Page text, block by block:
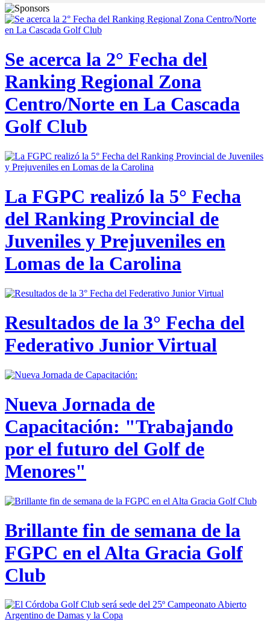
Se acerca la 2° Fecha del
Ranking Regional Zona
Centro/Norte en La Cascada
Golf Club
La FGPC realizó la 5° Fecha
del Ranking Provincial de
Juveniles y Prejuveniles en
Lomas de la Carolina
Resultados de la 3° Fecha del
Federativo Junior Virtual
Nueva Jornada de
Capacitación: "Trabajando
por el futuro del Golf de
Menores"
Brillante fin de semana de la
FGPC en el Alta Gracia Golf
Club